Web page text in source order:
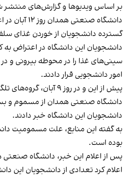
بر اساس ویدیوها و گزارش‌های منتشر
دانشگاه
گسترده دانشجویان از خوردن غذای
دانشجویان این دانشگاه در اعتراض به
سینی‌های غذا را در محوطه بیرونی و
امور دانشجویی قرار دادند.
پیش از این و در روز ۹ آبان‌،
دانشگاه صنعتی همدان از مسموم و
دانشجویان این دانشگاه خبر دادند.
به گفته این منابع، علت مسمومیت
بوده است.
پس از اعلام این خبر، دانشگاه صنعتی